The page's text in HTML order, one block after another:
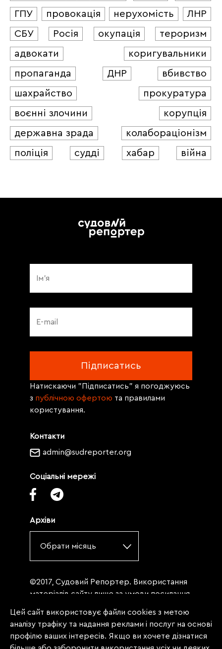
ГПУ
провокація нерухомість
ЛНР
СБУ
Росія окупація
тероризм
адвокати
коригувальники
пропаганда
ДНР
вбивство
шахрайство
прокуратура
воєнні злочини
корупція
державна зрада
колабораціонізм
поліція
судді хабар війна
Контакти
admin@sudreporter.org
Соціальні мережі
Архіви
Обрати місяць
Натискаючи "Підписатись" я погоджуюсь
з публічною офертою та правилами
користування.
©2017, Судовий Репортер. Використання
матеріалів сайту лише за умови посилання
«Судовий репортер» не нижче третього
абзацу. Матеріали, щодо яких міститься
заборона на повну републікацію
Цей сайт використовує файли cookies з метою
аналізу трафіку та надання реклами і послуг на основі
профілю ваших інтересів. Якщо ви хочете дізнатися